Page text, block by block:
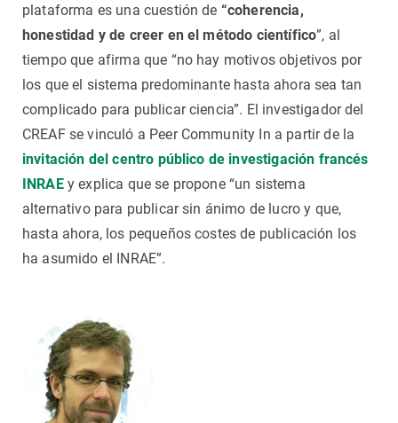
plataforma es una cuestión de “coherencia,
honestidad y de creer en el método científico”, al
tiempo que afirma que “no hay motivos objetivos por
los que el sistema predominante hasta ahora sea tan
complicado para publicar ciencia”. El investigador del
CREAF se vinculó a Peer Community In a partir de la
invitación del centro público de investigación francés
INRAEy explica que se propone “un sistema
alternativo para publicar sin ánimo de lucro y que,
hasta ahora, los pequeños costes de publicación los
ha asumido el INRAE”.